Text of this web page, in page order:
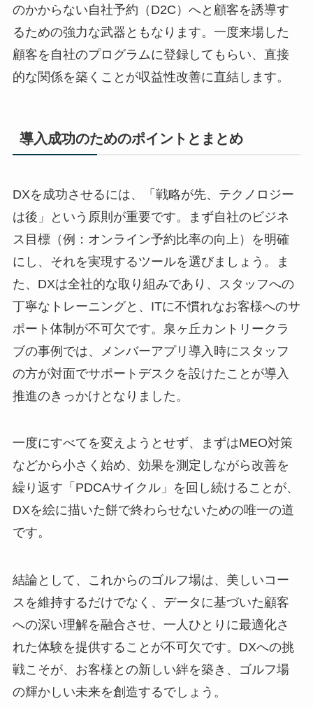
のかからない自社予約（D2C）へと顧客を誘導す
るための強力な武器ともなります。一度来場した
顧客を自社のプログラムに登録してもらい、直接
的な関係を築くことが収益性改善に直結します。
導入成功のためのポイントとまとめ
DXを成功させるには、「戦略が先、テクノロジー
は後」という原則が重要です。まず自社のビジネ
ス目標（例：オンライン予約比率の向上）を明確
にし、それを実現するツールを選びましょう。ま
た、DXは全社的な取り組みであり、スタッフへの
丁寧なトレーニングと、ITに不慣れなお客様へのサ
ポート体制が不可欠です。泉ヶ丘カントリークラ
ブの事例では、メンバーアプリ導入時にスタッフ
の方が対面でサポートデスクを設けたことが導入
推進のきっかけとなりました。
一度にすべてを変えようとせず、まずはMEO対策
などから小さく始め、効果を測定しながら改善を
繰り返す「PDCAサイクル」を回し続けることが、
DXを絵に描いた餅で終わらせないための唯一の道
です。
結論として、これからのゴルフ場は、美しいコー
スを維持するだけでなく、データに基づいた顧客
への深い理解を融合させ、一人ひとりに最適化さ
れた体験を提供することが不可欠です。DXへの挑
戦こそが、お客様との新しい絆を築き、ゴルフ場
の輝かしい未来を創造するでしょう。